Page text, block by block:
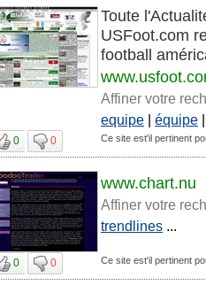
Toute
USFoot.com
football
Affiner votre
equipe | équipe
0 0 Ce site est'il pertinent
www.chart.nu
Affiner votre
trendlines ...
0 0 Ce site est'il pertinent